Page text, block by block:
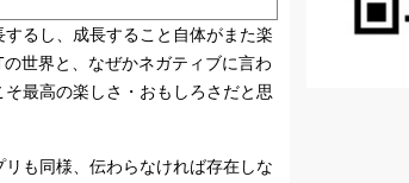
るし、成長すること自体がまた楽
世界と、なぜかネガティブに言わ
最高の楽しさ・おもしろさだと思
も同様、伝わらなければ存在しな